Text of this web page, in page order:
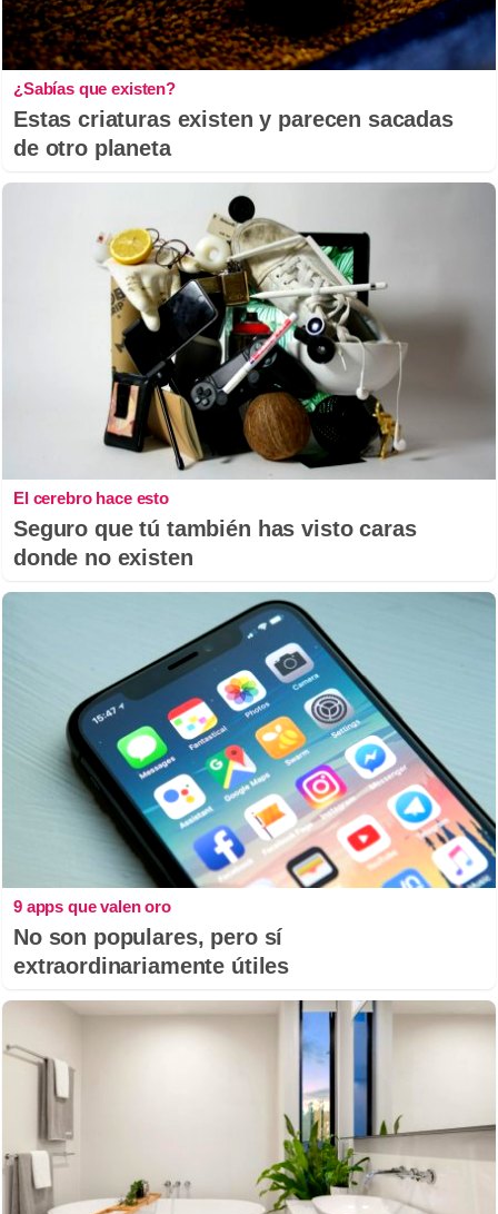
¿Sabías que existen?
Estas criaturas existen y parecen sacadas
de otro planeta
El cerebro hace esto
Seguro que tú también has visto caras
donde no existen
9 apps que valen oro
No son populares, pero sí
extraordinariamente útiles